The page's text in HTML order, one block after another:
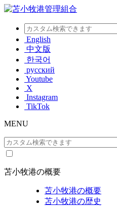
English
中文版
한국어
русский
Youtube
X
Instagram
TikTok
MENU
苫小牧港の概要
苫小牧港の概要
苫小牧港の歴史